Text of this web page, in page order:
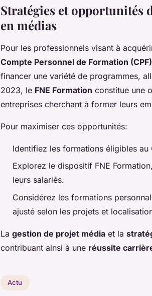
Stratégies et opportunités
en médias
Pour les professionnels visant à
Compte Personnel de Formation (CPF)
financer une variété de programmes,
2023, le FNE Formation constitue une
entreprises cherchant à former leurs
Pour maximiser ces opportunités:
Identifiez les formations éligibles
Explorez le dispositif FNE
leurs salariés.
Considérez les formations
ajusté selon les projets et
La gestion de projet média et la
contribuant ainsi à une réussite
Actu